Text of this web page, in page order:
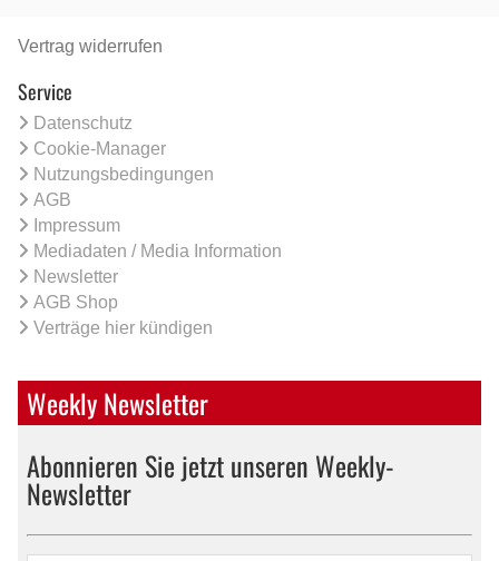
Vertrag widerrufen
Service
Datenschutz
Cookie-Manager
Nutzungsbedingungen
AGB
Impressum
Mediadaten / Media Information
Newsletter
AGB Shop
Verträge hier kündigen
Weekly Newsletter
Abonnieren Sie jetzt unseren Weekly-
Newsletter